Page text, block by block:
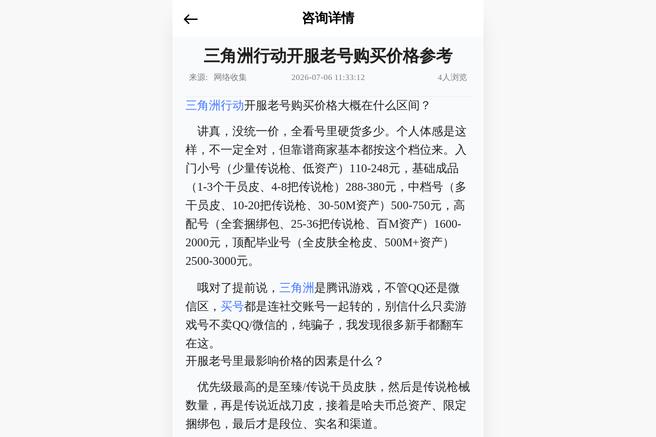
咨询详情
三角洲行动开服老号购买价格参考
来源: 网络收集 2026-07-06 11:33:12 4人浏览
三角洲行动开服老号购买价格大概在什么区间？
讲真，没统一价，全看号里硬货多少。个人体感是这
样，不一定全对，但靠谱商家基本都按这个档位来。入
门小号（少量传说枪、低资产）110-248元，基础成品
（1-3个干员皮、4-8把传说枪）288-380元，中档号（多
干员皮、10-20把传说枪、30-50M资产）500-750元，高
配号（全套捆绑包、25-36把传说枪、百M资产）1600-
2000元，顶配毕业号（全皮肤全枪皮、500M+资产）
2500-3000元。
哦对了提前说， 三角洲是腾讯游戏，不管QQ还是微
信区， 买号都是连社交账号一起转的，别信什么只卖游
戏号不卖QQ/微信的，纯骗子，我发现很多新手都翻车
在这。
开服老号里最影响价格的因素是什么？
优先级最高的是至臻/传说干员皮肤，然后是传说枪械
数量，再是传说近战刀皮，接着是哈夫币总资产、限定
捆绑包，最后才是段位、实名和渠道。